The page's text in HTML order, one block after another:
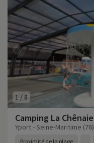
1 / 8
Camping La Chênaie
Yport - Seine-Maritime (76)
Proximité de la plage